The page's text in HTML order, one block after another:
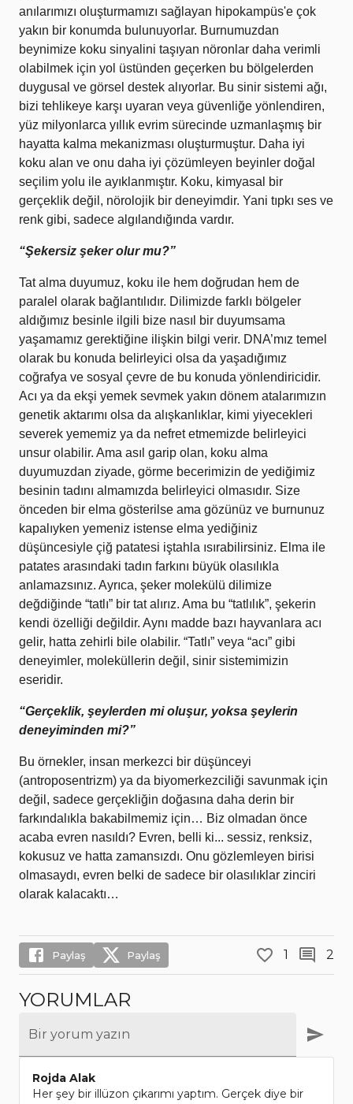
anılarımızı oluşturmamızı sağlayan hipokampüs'e çok
yakın bir konumda bulunuyorlar. Burnumuzdan
beynimize koku sinyalini taşıyan nöronlar daha verimli
olabilmek için yol üstünden geçerken bu bölgelerden
duygusal ve görsel destek alıyorlar. Bu sinir sistemi ağı,
bizi tehlikeye karşı uyaran veya güvenliğe yönlendiren,
yüz milyonlarca yıllık evrim sürecinde uzmanlaşmış bir
hayatta kalma mekanizması oluşturmuştur. Daha iyi
koku alan ve onu daha iyi çözümleyen beyinler doğal
seçilim yolu ile ayıklanmıştır. Koku, kimyasal bir
gerçeklik değil, nörolojik bir deneyimdir. Yani tıpkı ses ve
renk gibi, sadece algılandığında vardır.
“Şekersiz şeker olur mu?”
Tat alma duyumuz, koku ile hem doğrudan hem de
paralel olarak bağlantılıdır. Dilimizde farklı bölgeler
aldığımız besinle ilgili bize nasıl bir duyumsama
yaşamamız gerektiğine ilişkin bilgi verir. DNA’mız temel
olarak bu konuda belirleyici olsa da yaşadığımız
coğrafya ve sosyal çevre de bu konuda yönlendiricidir.
Acı ya da ekşi yemek sevmek yakın dönem atalarımızın
genetik aktarımı olsa da alışkanlıklar, kimi yiyecekleri
severek yememiz ya da nefret etmemizde belirleyici
unsur olabilir. Ama asıl garip olan, koku alma
duyumuzdan ziyade, görme becerimizin de yediğimiz
besinin tadını almamızda belirleyici olmasıdır. Size
önceden bir elma gösterilse ama gözünüz ve burnunuz
kapalıyken yemeniz istense elma yediğiniz
düşüncesiyle çiğ patatesi iştahla ısırabilirsiniz. Elma ile
patates arasındaki tadın farkını büyük olasılıkla
anlamazsınız. Ayrıca, şeker molekülü dilimize
değdiğinde “tatlı” bir tat alırız. Ama bu “tatlılık”, şekerin
kendi özelliği değildir. Aynı madde bazı hayvanlara acı
gelir, hatta zehirli bile olabilir. “Tatlı” veya “acı” gibi
deneyimler, moleküllerin değil, sinir sistemimizin
eseridir.
“Gerçeklik, şeylerden mi oluşur, yoksa şeylerin
deneyiminden mi?”
Bu örnekler, insan merkezci bir düşünceyi
(antroposentrizm) ya da biyomerkezciliği savunmak için
değil, sadece gerçekliğin doğasına daha derin bir
farkındalıkla bakabilmemiz için… Biz olmadan önce
acaba evren nasıldı? Evren, belli ki... sessiz, renksiz,
kokusuz ve hatta zamansızdı. Onu gözlemleyen birisi
olmasaydı, evren belki de sadece bir olasılıklar zinciri
olarak kalacaktı…
Paylaş Paylaş 1 2
YORUMLAR
Bir yorum yazın
Rojda Alak
Her şey bir illüzon çıkarımı yaptım. Gerçek diye bir